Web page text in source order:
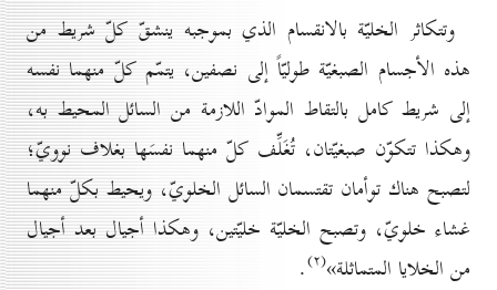
وتتكاثر الخليّة بالانقسام الذي بموجبه ينشقّ كلّ شريط من
هذه الأجسام الصبغيّة طوليّاً إلى نصفين، يتمّم كلّ منهما نفسه
إلى شريط كامل بالتقاط الموادّ اللازمة من السائل المحيط به،
وهكذا تتكوّن صبغيّتان، تُغَلِّف كلّ منهما نفسَها بغلاف نوويّ؛
لتصبح هناك توأمان تقتسمان السائل الخلويّ، ويحيط بكلّ منهما
غشاء خلويّ، وتصبح الخليّة خليّتين، وهكذا أجيال بعد أجيال
من الخلايا المتماثلة»(۲) .